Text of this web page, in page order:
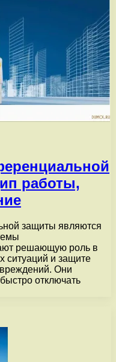
работы,
защиты являются
решающую роль в
ситуаций и защите
Они
отключать